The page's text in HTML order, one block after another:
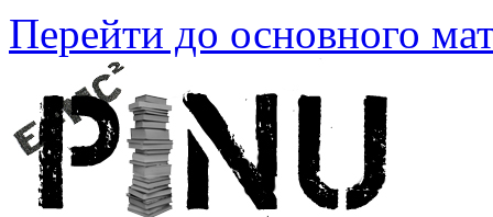
Перейти до основного